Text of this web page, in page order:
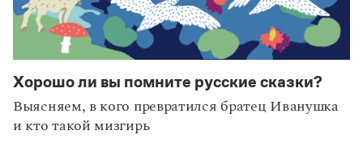
Хорошо ли вы помните русские сказки?
Выясняем, в кого превратился братец Иванушка
и кто такой мизгирь